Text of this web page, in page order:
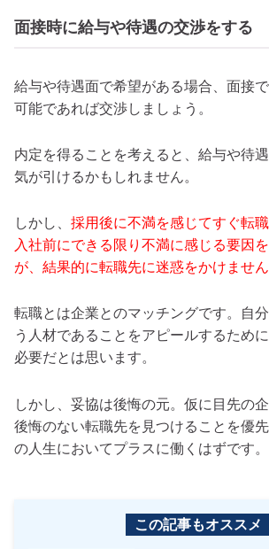
面接時に給与や待遇の交渉をする
給与や待遇面で希望がある場合、面接で
可能であれば交渉しましょう。
内定を得ることを考えると、給与や待
気が引けるかもしれません。
しかし、 採用後に不満を感じてすぐ転
入社前にできる限り不満に感じる要因
が、結果的に転職先に迷惑をかけません
転職とは企業とのマッチングです。自
う人材であることをアピールするため
必要だとは思います。
しかし、妥協は後悔の元。仮に目先の
後悔のない転職先を見つけることを優
の人生においてプラスに働くはずです。
この記事もオススメ